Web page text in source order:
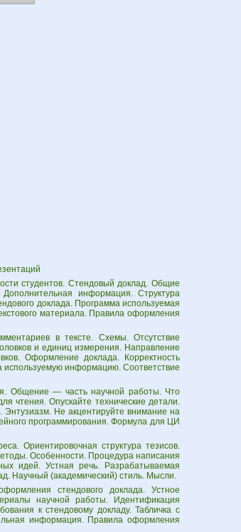
студентов. Стендовый доклад. Общие
информация. Структура
доклада. Программа используемая
материала. Правила оформления
в тексте. Схемы. Отсутствие
и единиц измерения. Направление
Оформление доклада. Корректность
используемую информацию. Соответствие
Общение — часть научной работы. Что
чтения. Опускайте технические детали.
Энтузиазм. Не акцентируйте внимание на
программирования. Формула для ЦИ
Ориентировочная структура тезисов.
Особенности. Процедура написания
идей. Устная речь. Разрабатываемая
Научный (академический) стиль. Мысли.
стендового доклада. Устное
научной работы. Идентификация
к стендовому докладу. Табличка с
информация. Правила оформления